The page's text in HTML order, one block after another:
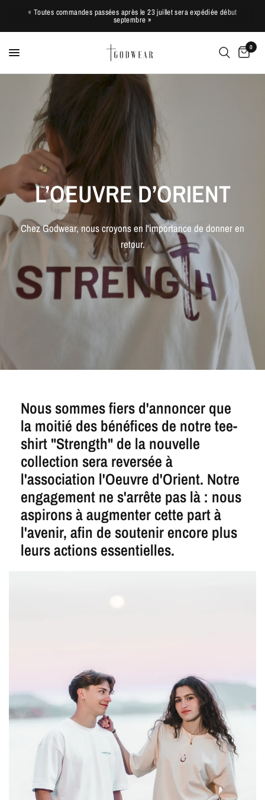
« Toutes commandes passées après le 23 juillet sera expédiée début
septembre »
0
L’OEUVRED’ORIENT
ChezGodwear,nouscroyonsen l'importancede donneren
retour.
Nous sommes fiers d'annoncer que
la moitié des bénéfices de notre tee-
shirt "Strength" de la nouvelle
collection sera reversée à
l'association l'Oeuvre d'Orient. Notre
engagement ne s'arrête pas là : nous
aspirons à augmenter cette part à
l'avenir, afin de soutenir encore plus
leurs actions essentielles.